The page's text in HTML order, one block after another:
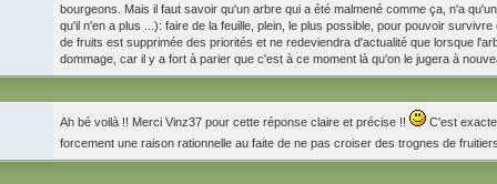
bourgeons. Mais il faut savoir qu'un arbre qui a été malmené comme ça, n'a
qu'il n'en a plus ...): faire de la feuille, plein, le plus possible, pour pouvoir
de fruits est supprimée des priorités et ne redeviendra d'actualité que lorsque
dommage, car il y a fort à parier que c'est à ce moment là qu'on le jugera à
Ah bé voilà !! Merci Vinz37 pour cette réponse claire et précise !!
C'est
forcement une raison rationnelle au faite de ne pas croiser des trognes de